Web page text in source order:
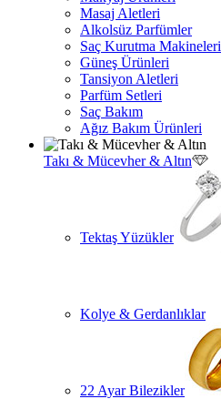
Masaj Aletleri
Alkolsüz Parfümler
Saç Kurutma Makineleri
Güneş Ürünleri
Tansiyon Aletleri
Parfüm Setleri
Saç Bakım
Ağız Bakım Ürünleri
Takı & Mücevher & Altın
Tektaş Yüzükler
Kolye & Gerdanlıklar
22 Ayar Bilezikler